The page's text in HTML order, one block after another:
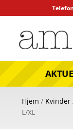
Hjem / Kvinder
L/XL